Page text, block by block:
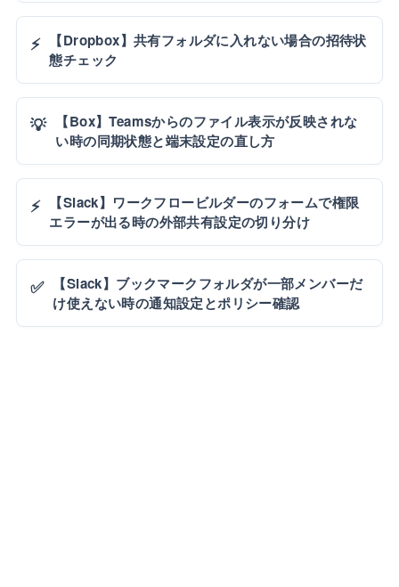
⚡
【Dropbox】共有フォルダに入れない場合の招待状
態チェック
💡
【Box】Teamsからのファイル表示が反映されな
い時の同期状態と端末設定の直し方
⚡
【Slack】ワークフロービルダーのフォームで権限
エラーが出る時の外部共有設定の切り分け
✅
【Slack】ブックマークフォルダが一部メンバーだ
け使えない時の通知設定とポリシー確認